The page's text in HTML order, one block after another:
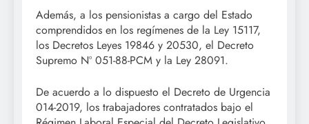
Además, a los pensionistas a cargo del Estado
comprendidos en los regímenes de la Ley 15117,
los Decretos Leyes 19846 y 20530, el Decreto
Supremo Nº 051-88-PCM y la Ley 28091.
De acuerdo a lo dispuesto el Decreto de Urgencia
014-2019, los trabajadores contratados bajo el